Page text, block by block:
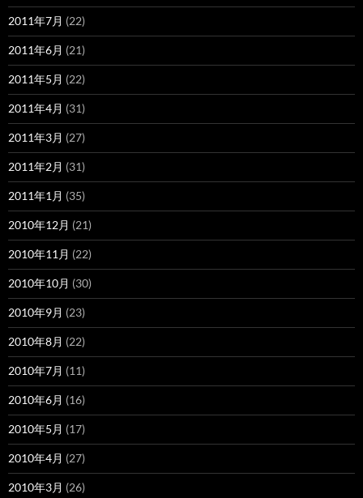
2011年7月 (22)
2011年6月 (21)
2011年5月 (22)
2011年4月 (31)
2011年3月 (27)
2011年2月 (31)
2011年1月 (35)
2010年12月 (21)
2010年11月 (22)
2010年10月 (30)
2010年9月 (23)
2010年8月 (22)
2010年7月 (11)
2010年6月 (16)
2010年5月 (17)
2010年4月 (27)
2010年3月 (26)